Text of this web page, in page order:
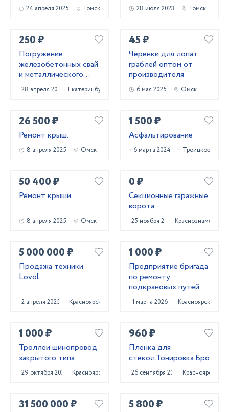
24 апреля 2025 Томск 28 июля 2023 Томск
250 ₽
Погружение
железобетонных свай
и металлического
шпунта аренда
сваебоя
28 апреля 2022 Екатеринбург
45 ₽
Черенки для лопат
граблей оптом от
производителя
6 мая 2025 Омск
26 500 ₽
Ремонт крыш.
8 апреля 2025 Омск
1 500 ₽
Асфальтирование
6 марта 2024 Троицкое
50 400 ₽
Ремонт крыши
8 апреля 2025 Омск
0 ₽
Секционные гаражные
ворота
25 ноября 2020 Краснознаменск
5 000 000 ₽
Продажа техники
Lovol.
2 апреля 2025 Красноярск
1 000 ₽
Предприятие бригада
по ремонту
подкрановых путей
мостовых кранов
1 марта 2026 Красноярск
1 000 ₽
Троллеи шинопровод
закрытого типа
29 октября 2023 Красноярск
960 ₽
Пленка для
стекол.Тонировка.Броня.
26 сентября 2022 Красноярск
31 500 000 ₽ 5 800 ₽